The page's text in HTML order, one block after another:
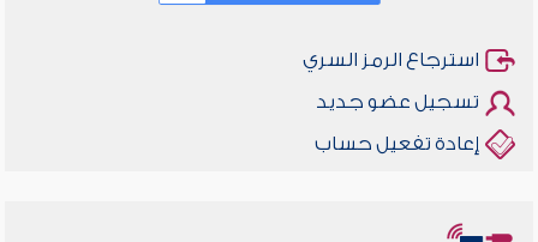
استرجاع الرمز السري
تسجيل عضو جديد
إعادة تفعيل حساب